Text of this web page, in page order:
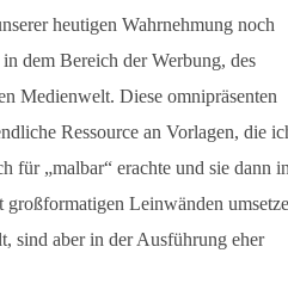
heutigen Wahrnehmung noch
dem Bereich der Werbung, des
Medienwelt. Diese omnipräsenten
Ressource an Vorlagen, die
für „malbar“ erachte und sie dann
Leinwänden
sind aber in der Ausführung eher